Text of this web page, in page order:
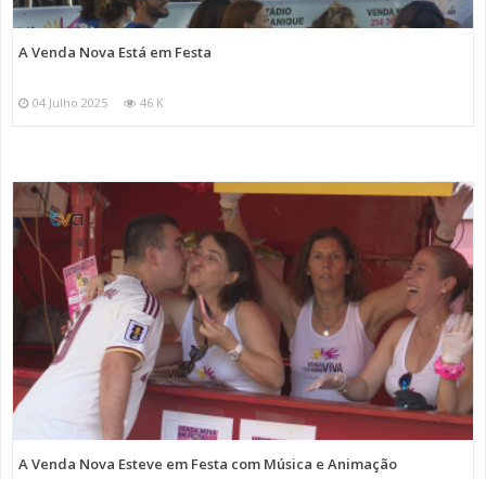
A Venda Nova Está em Festa
04 Julho 2025 46 K
A Venda Nova Esteve em Festa com Música e Animação